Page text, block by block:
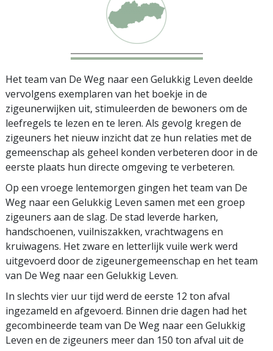
Het team van De Weg naar een Gelukkig Leven deelde
vervolgens exemplaren van het boekje in de
zigeunerwijken uit, stimuleerden de bewoners om de
leefregels te lezen en te leren. Als gevolg kregen de
zigeuners het nieuw inzicht dat ze hun relaties met de
gemeenschap als geheel konden verbeteren door in de
eerste plaats hun directe omgeving te verbeteren.
Op een vroege lentemorgen gingen het team van De
Weg naar een Gelukkig Leven samen met een groep
zigeuners aan de slag. De stad leverde harken,
handschoenen, vuilniszakken, vrachtwagens en
kruiwagens. Het zware en letterlijk vuile werk werd
uitgevoerd door de zigeunergemeenschap en het team
van De Weg naar een Gelukkig Leven.
In slechts vier uur tijd werd de eerste 12 ton afval
ingezameld en afgevoerd. Binnen drie dagen had het
gecombineerde team van De Weg naar een Gelukkig
Leven en de zigeuners meer dan 150 ton afval uit de